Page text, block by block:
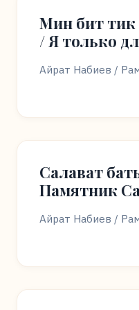
Мин бит тик
/ Я только
Айрат Набиев /
Салават
Памятник
Айрат Набиев /